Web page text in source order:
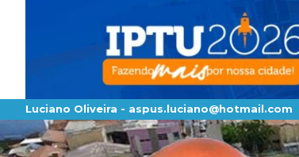
Luciano Oliveira - aspus.luciano@hotmail.com